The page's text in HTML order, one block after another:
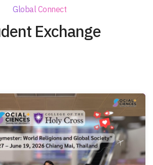
Global Connect
Exchange